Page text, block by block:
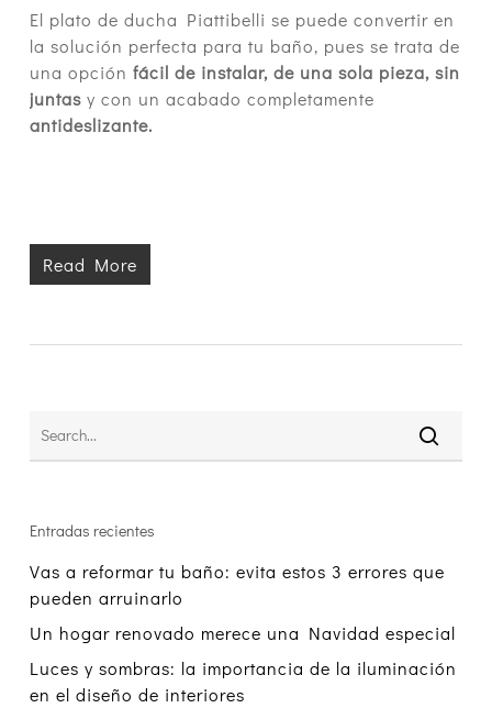
El plato de ducha Piattibelli se puede convertir en
la solución perfecta para tu baño, pues se trata de
una opción fácil de instalar, de una sola pieza, sin
juntas y con un acabado completamente
antideslizante.
Read More
Entradas recientes
Vas a reformar tu baño: evita estos 3 errores que
pueden arruinarlo
Un hogar renovado merece una Navidad especial
Luces y sombras: la importancia de la iluminación
en el diseño de interiores